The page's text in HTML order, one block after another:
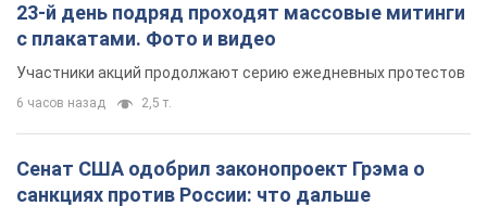
23-й день подряд проходят массовые митинги
с плакатами. Фото и видео
Участники акций продолжают серию ежедневных протестов
6 часов назад 2,5 т.
Сенат США одобрил законопроект Грэма о
санкциях против России: что дальше